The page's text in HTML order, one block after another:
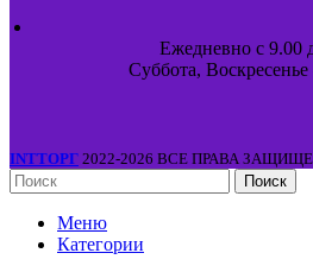
Ежедневно с 9.00
Суббота,
INTТОРГ 2022-2026 ВСЕ ПРАВА
Поиск
Меню
Категории